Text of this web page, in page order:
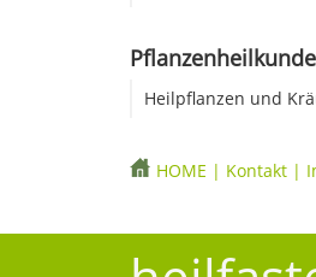
Pflanzenheilkunde
Heilpflanzen und
HOME | Kontakt|